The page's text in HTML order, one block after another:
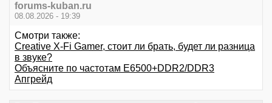
forums-kuban.ru
08.08.2026 - 19:39
Смотри также:
Creative X-Fi Gamer, стоит ли брать, будет ли разница
в звуке?
Объясните по частотам E6500+DDR2/DDR3
Апгрейд